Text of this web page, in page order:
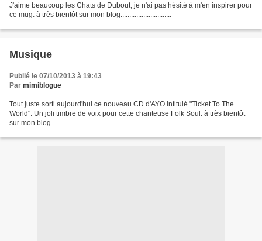
J'aime beaucoup les Chats de Dubout, je n'ai pas hésité à m'en inspirer pour
ce mug. à très bientôt sur mon blog.............................
Musique
Publié le 07/10/2013 à 19:43
Par mimiblogue
Tout juste sorti aujourd'hui ce nouveau CD d'AYO intitulé "Ticket To The
World". Un joli timbre de voix pour cette chanteuse Folk Soul. à très bientôt
sur mon blog.............................